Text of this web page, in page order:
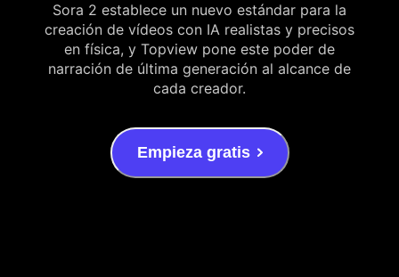
Sora 2 establece un nuevo estándar para la
creación de vídeos con IA realistas y precisos
en física, y Topview pone este poder de
narración de última generación al alcance de
cada creador.
Empieza gratis